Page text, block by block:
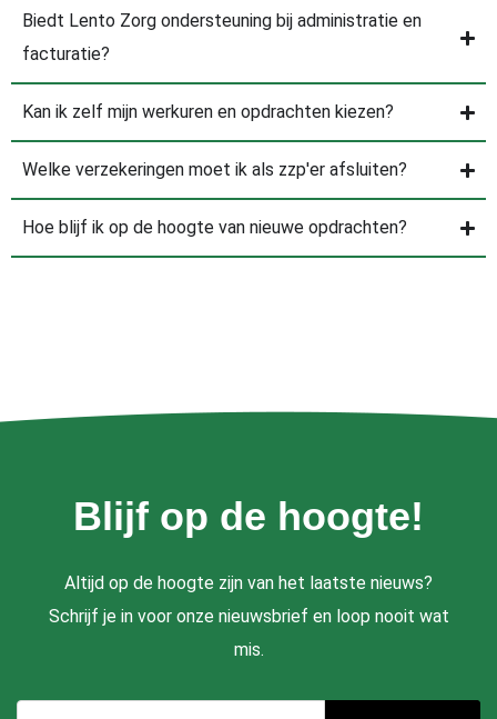
Biedt Lento Zorg ondersteuning bij administratie en
facturatie?
Kan ik zelf mijn werkuren en opdrachten kiezen?
Welke verzekeringen moet ik als zzp'er afsluiten?
Hoe blijf ik op de hoogte van nieuwe opdrachten?
Blijf op de hoogte!
Altijd op de hoogte zijn van het laatste nieuws?
Schrijf je in voor onze nieuwsbrief en loop nooit wat
mis.